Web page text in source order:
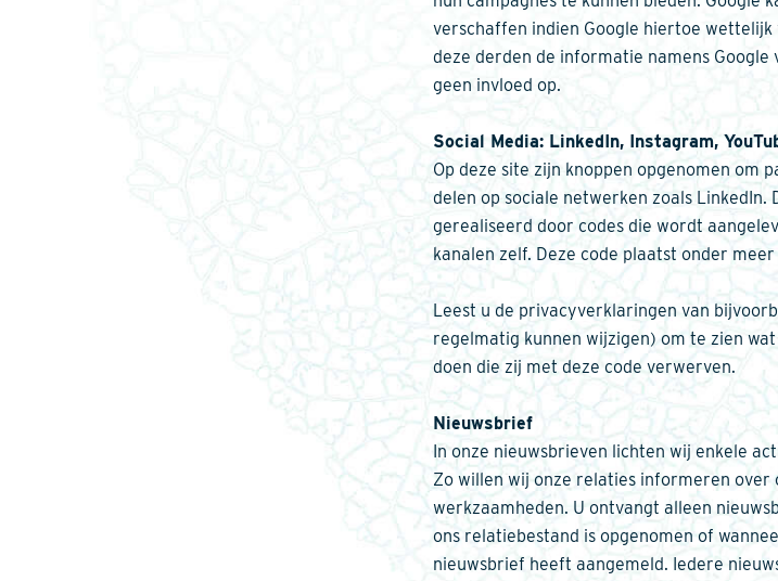
verschaffen indien Google hiertoe
deze derden de informatie namens Google
geen invloed op.
Social Media: LinkedIn, Instagram,
Op deze site zijn knoppen opgenomen om
delen op sociale netwerken zoals LinkedIn.
gerealiseerd door codes die wordt
kanalen zelf. Deze code plaatst onder meer
Leest u de privacyverklaringen van
regelmatig kunnen wijzigen) om te zien
doen die zij met deze code verwerven.
Nieuwsbrief
In onze nieuwsbrieven lichten wij enkele
Zo willen wij onze relaties informeren over
werkzaamheden. U ontvangt alleen
ons relatiebestand is opgenomen of
nieuwsbrief heeft aangemeld. Iedere